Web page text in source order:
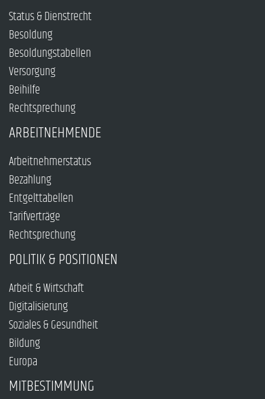
Status & Dienstrecht
Besoldung
Besoldungstabellen
Versorgung
Beihilfe
Rechtsprechung
ARBEITNEHMENDE
Arbeitnehmerstatus
Bezahlung
Entgelttabellen
Tarifverträge
Rechtsprechung
POLITIK & POSITIONEN
Arbeit & Wirtschaft
Digitalisierung
Soziales & Gesundheit
Bildung
Europa
MITBESTIMMUNG